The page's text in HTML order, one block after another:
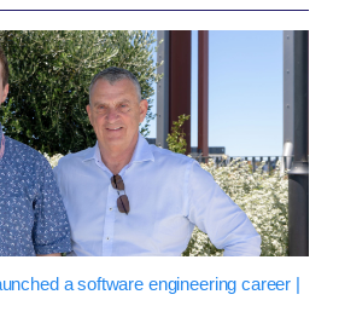
a software engineering career |